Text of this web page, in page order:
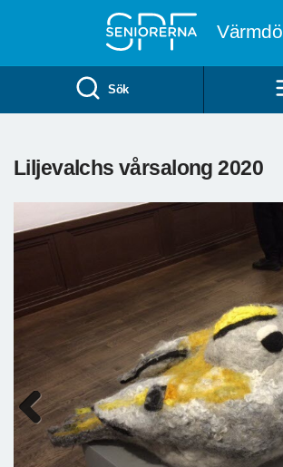
Värmdö
Sök
Liljevalchs vårsalong 2020
Previous